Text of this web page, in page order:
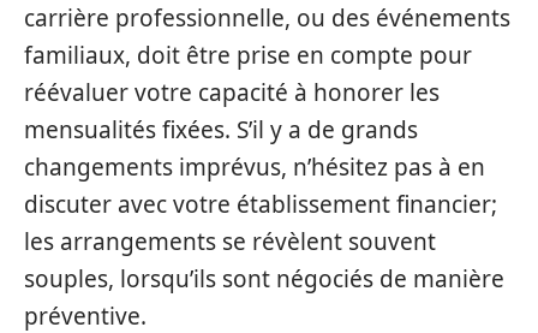
carrière professionnelle, ou des événements
familiaux, doit être prise en compte pour
réévaluer votre capacité à honorer les
mensualités fixées. S’il y a de grands
changements imprévus, n’hésitez pas à en
discuter avec votre établissement financier;
les arrangements se révèlent souvent
souples, lorsqu’ils sont négociés de manière
préventive.